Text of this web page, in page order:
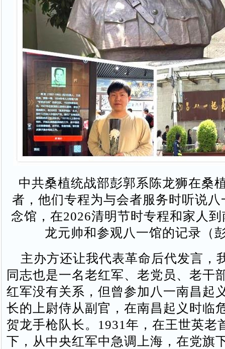
中共桑植统战部彭郭系陈龙狮在桑
者，他们专程为与会者服务时听说
念馆，在2026清明节时专程和家人
龙元帅和参观八一馆的记录（
主办方还让我代表革命后代发言，
同志也是一名老红军、老党员、老干
红军没有关系，但曾参加八一南昌起
长的上尉侍从副官，在南昌起义时临
贺龙手枪队长。1931年，在王世英老
下，从中央红军中急调上海，在党旗